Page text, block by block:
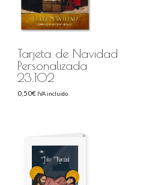
Tarjeta de Navidad
Personalizada
23.102
0,50€ IVA incluido